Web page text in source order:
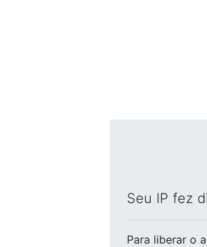
Seu IP fez
Para liberar o